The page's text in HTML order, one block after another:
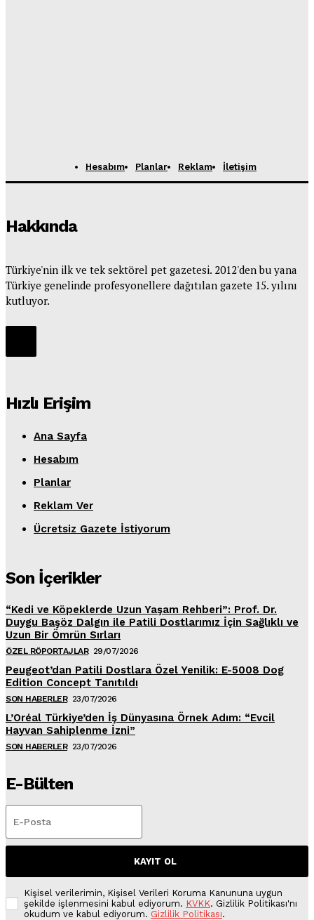
Hesabım Planlar Reklam İletişim
Hakkında
Türkiye'nin ilk ve tek sektörel pet gazetesi. 2012'den bu yana
Türkiye genelinde profesyonellere dağıtılan gazete 15. yılını
kutluyor.
Hızlı Erişim
Ana Sayfa
Hesabım
Planlar
Reklam Ver
Ücretsiz Gazete İstiyorum
Son İçerikler
“Kedi ve Köpeklerde Uzun Yaşam Rehberi”: Prof. Dr.
Duygu Başöz Dalgın ile Patili Dostlarımız İçin Sağlıklı ve
Uzun Bir Ömrün Sırları
ÖZEL RÖPORTAJLAR 29/07/2026
Peugeot’dan Patili Dostlara Özel Yenilik: E-5008 Dog
Edition Concept Tanıtıldı
SON HABERLER 23/07/2026
L’Oréal Türkiye’den İş Dünyasına Örnek Adım: “Evcil
Hayvan Sahiplenme İzni”
SON HABERLER 23/07/2026
E-Bülten
KAYIT OL
Kişisel verilerimin, Kişisel Verileri Koruma Kanununa uygun
şekilde işlenmesini kabul ediyorum. KVKK. Gizlilik Politikası'nı
okudum ve kabul ediyorum. Gizlilik Politikası.